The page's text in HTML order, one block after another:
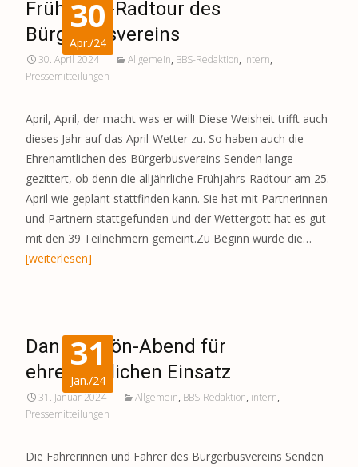
30
Apr./24
Frühjahrs-Radtour des
Bürgerbusvereins
30. April 2024 Allgemein, BBS-Redaktion, intern,
Pressemitteilungen
April, April, der macht was er will! Diese Weisheit trifft auch
dieses Jahr auf das April-Wetter zu. So haben auch die
Ehrenamtlichen des Bürgerbusvereins Senden lange
gezittert, ob denn die alljährliche Frühjahrs-Radtour am 25.
April wie geplant stattfinden kann. Sie hat mit Partnerinnen
und Partnern stattgefunden und der Wettergott hat es gut
mit den 39 Teilnehmern gemeint.Zu Beginn wurde die…
[weiterlesen]
31
Jan./24
Dankeschön-Abend für
ehrenamtlichen Einsatz
31. Januar 2024 Allgemein, BBS-Redaktion, intern,
Pressemitteilungen
Die Fahrerinnen und Fahrer des Bürgerbusvereins Senden